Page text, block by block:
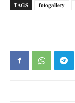
TAGS fotogallery